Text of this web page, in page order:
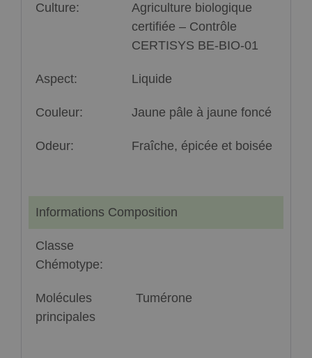
Culture:
Agriculture biologique
certifiée – Contrôle
CERTISYS BE-BIO-01
Aspect: Liquide
Couleur: Jaune pâle à jaune foncé
Odeur: Fraîche, épicée et boisée
Informations Composition
Classe
Chémotype:
Molécules
principales
Tumérone